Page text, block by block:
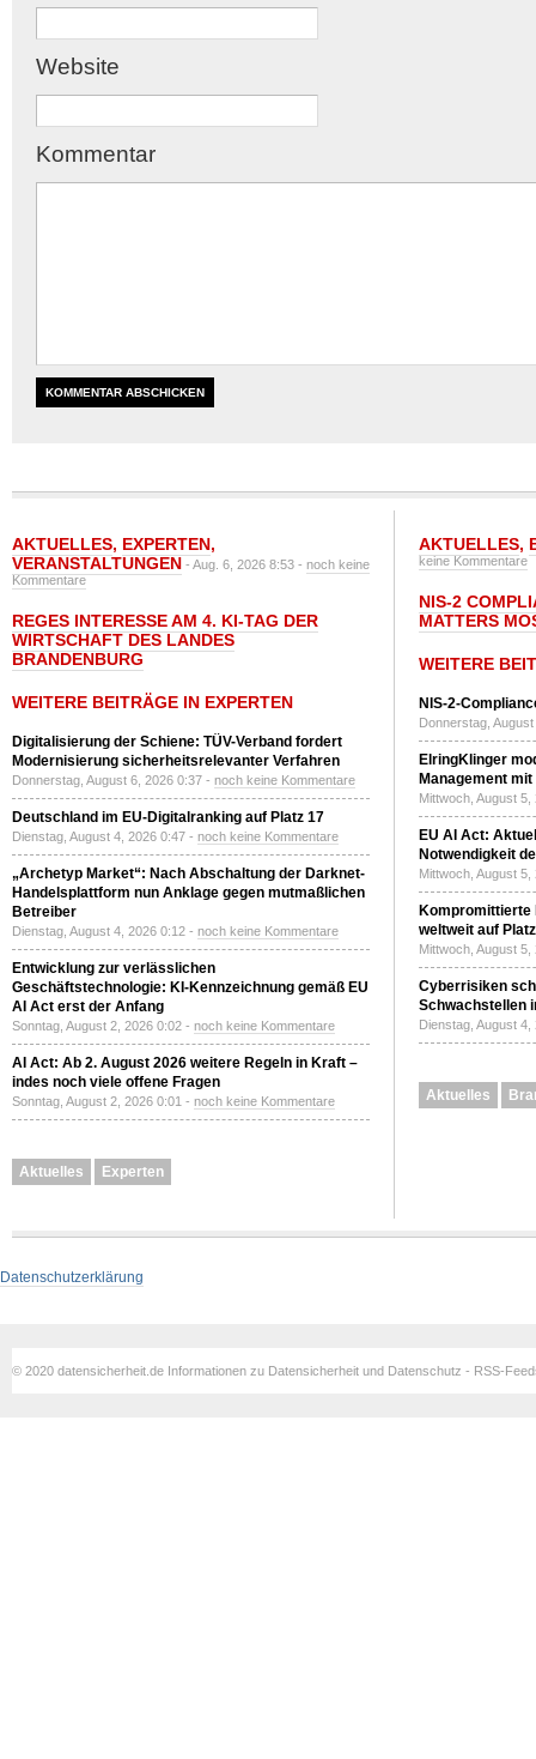
Website
Kommentar
AKTUELLES, EXPERTEN,
VERANSTALTUNGEN - Aug. 6, 2026 8:53 - noch keine
Kommentare
REGES INTERESSE AM 4. KI-TAG DER
WIRTSCHAFT DES LANDES
BRANDENBURG
WEITERE BEITRÄGE IN EXPERTEN
Digitalisierung der Schiene: TÜV-Verband fordert
Modernisierung sicherheitsrelevanter Verfahren
Donnerstag, August 6, 2026 0:37 - noch keine Kommentare
Deutschland im EU-Digitalranking auf Platz 17
Dienstag, August 4, 2026 0:47 - noch keine Kommentare
„Archetyp Market“: Nach Abschaltung der Darknet-
Handelsplattform nun Anklage gegen mutmaßlichen
Betreiber
Dienstag, August 4, 2026 0:12 - noch keine Kommentare
Entwicklung zur verlässlichen
Geschäftstechnologie: KI-Kennzeichnung gemäß EU
AI Act erst der Anfang
Sonntag, August 2, 2026 0:02 - noch keine Kommentare
AI Act: Ab 2. August 2026 weitere Regeln in Kraft –
indes noch viele offene Fragen
Sonntag, August 2, 2026 0:01 - noch keine Kommentare
Aktuelles Experten
AKTUELLES,
keine Kommentare
NIS-2
MATTERS
WEITERE
NIS-2-
Donnerstag,
ElringKlinger
Management
Mittwoch, August
EU AI Act:
Notwendigkeit
Mittwoch, August
Kompromittierte
weltweit auf
Mittwoch, August
Cyberrisiken
Schwachstellen
Dienstag, August
Aktuelles
Datenschutzerklärung
© 2020 datensicherheit.de Informationen zu Datensicherheit und Datenschutz - RSS-